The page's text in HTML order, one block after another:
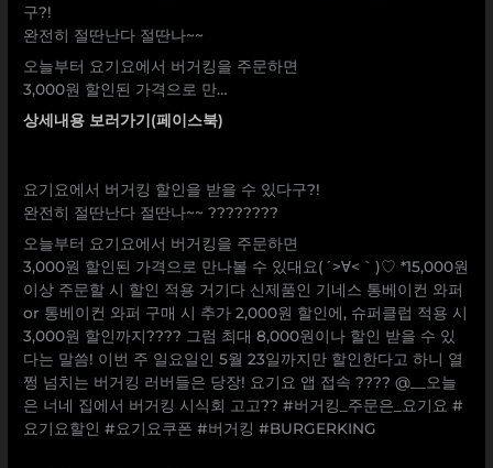
구?!
완전히 절딴난다 절딴나~~
오늘부터 요기요에서 버거킹을 주문하면
3,000원 할인된 가격으로 만…
상세내용 보러가기(페이스북)
요기요에서 버거킹 할인을 받을 수 있다구?!
완전히 절딴난다 절딴나~~ ????????
오늘부터 요기요에서 버거킹을 주문하면
3,000원 할인된 가격으로 만나볼 수 있대요(´>∀<｀)♡ *15,000원
이상 주문할 시 할인 적용 거기다 신제품인 기네스 통베이컨 와퍼
or 통베이컨 와퍼 구매 시 추가 2,000원 할인에, 슈퍼클럽 적용 시
3,000원 할인까지???? 그럼 최대 8,000원이나 할인 받을 수 있
다는 말씀! 이번 주 일요일인 5월 23일까지만 할인한다고 하니 열
쩡 넘치는 버거킹 러버들은 당장! 요기요 앱 접속 ???? @__오늘
은 너네 집에서 버거킹 시식회 고고?? #버거킹_주문은_요기요 #
요기요할인 #요기요쿠폰 #버거킹 #BURGERKING